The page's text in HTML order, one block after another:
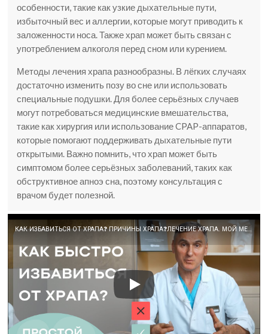
особенности, такие как узкие дыхательные пути,
избыточный вес и аллергии, которые могут приводить к
заложенности носа. Также храп может быть связан с
употреблением алкоголя перед сном или курением.
Методы лечения храпа разнообразны. В лёгких случаях
достаточно изменить позу во сне или использовать
специальные подушки. Для более серьёзных случаев
могут потребоваться медицинские вмешательства,
такие как хирургия или использование CPAP-аппаратов,
которые помогают поддерживать дыхательные пути
открытыми. Важно помнить, что храп может быть
симптомом более серьёзных заболеваний, таких как
обструктивное апноэ сна, поэтому консультация с
врачом будет полезной.
КАК ИЗБАВИТЬСЯ ОТ ХРАПА❓ ПРИЧИНЫ ХРАПА❓ЛЕЧЕНИЕ ХРАПА. МОЙ МЕТОД